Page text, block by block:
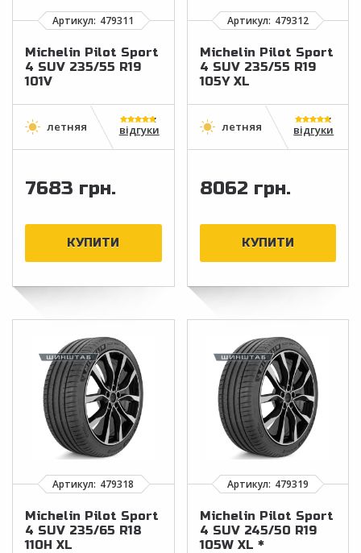
Michelin Pilot Sport
4 SUV 235/55 R19
101V
відгуки
7683 грн.
Michelin Pilot Sport
4 SUV 235/55 R19
105Y XL
відгуки
8062 грн.
Michelin Pilot Sport
4 SUV 235/65 R18
110H XL
Michelin Pilot Sport
4 SUV 245/50 R19
105W XL *